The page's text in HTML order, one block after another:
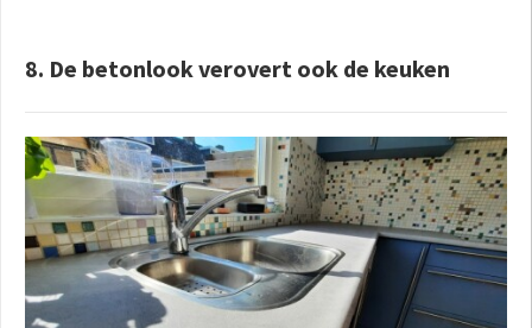
8. De betonlook verovert ook de keuken